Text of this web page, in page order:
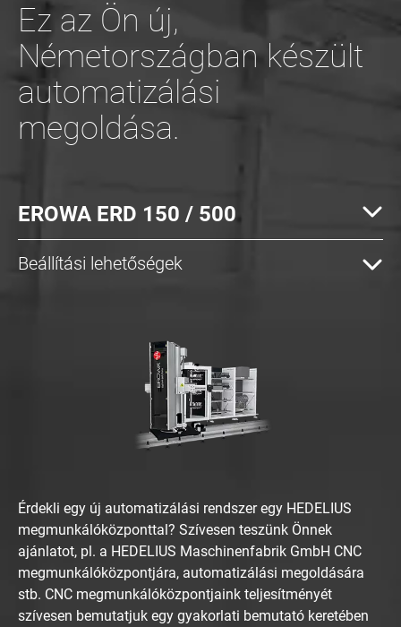
Ez az Ön új,
Németországban készült
automatizálási
megoldása.
EROWA ERD 150 / 500
Beállítási lehetőségek
Érdekli egy új automatizálási rendszer egy HEDELIUS
megmunkálóközponttal? Szívesen teszünk Önnek
ajánlatot, pl. a HEDELIUS Maschinenfabrik GmbH CNC
megmunkálóközpontjára, automatizálási megoldására
stb. CNC megmunkálóközpontjaink teljesítményét
szívesen bemutatjuk egy gyakorlati bemutató keretében